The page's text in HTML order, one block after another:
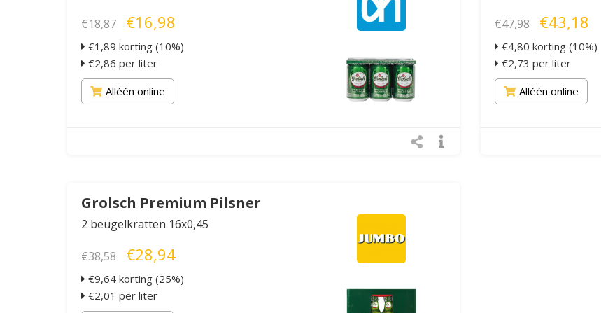
€18,87 €16,98
€1,89 korting (10%)
€2,86 per liter
Alléén online
€47,98 €43,18
€4,80 korting (10%)
€2,73 per liter
Alléén online
Grolsch Premium Pilsner
2 beugelkratten 16x0,45
€38,58 €28,94
€9,64 korting (25%)
€2,01 per liter